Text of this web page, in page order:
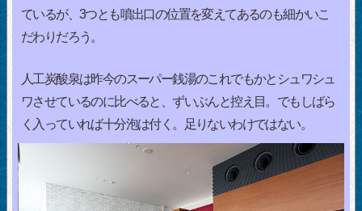
ているが、3つとも噴出口の位置を変えてあるのも細かいこ
だわりだろう。
人工炭酸泉は昨今のスーパー銭湯のこれでもかとシュワシュ
ワさせているのに比べると、ずいぶんと控え目。でもしばら
く入っていれば十分泡は付く。足りないわけではない。